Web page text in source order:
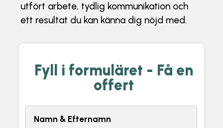
utfört arbete, tydlig kommunikation och
ett resultat du kan känna dig nöjd med.
Fyll i formuläret - Få en
offert